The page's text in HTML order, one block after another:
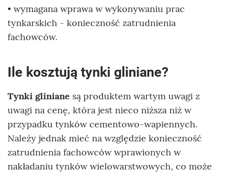
• wymagana wprawa w wykonywaniu prac
tynkarskich - konieczność zatrudnienia
fachowców.
Ile kosztują tynki gliniane?
Tynki gliniane są produktem wartym uwagi z
uwagi na cenę, która jest nieco niższa niż w
przypadku tynków cementowo-wapiennych.
Należy jednak mieć na względzie konieczność
zatrudnienia fachowców wprawionych w
nakładaniu tynków wielowarstwowych, co może